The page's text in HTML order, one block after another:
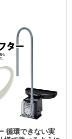
循環できない実